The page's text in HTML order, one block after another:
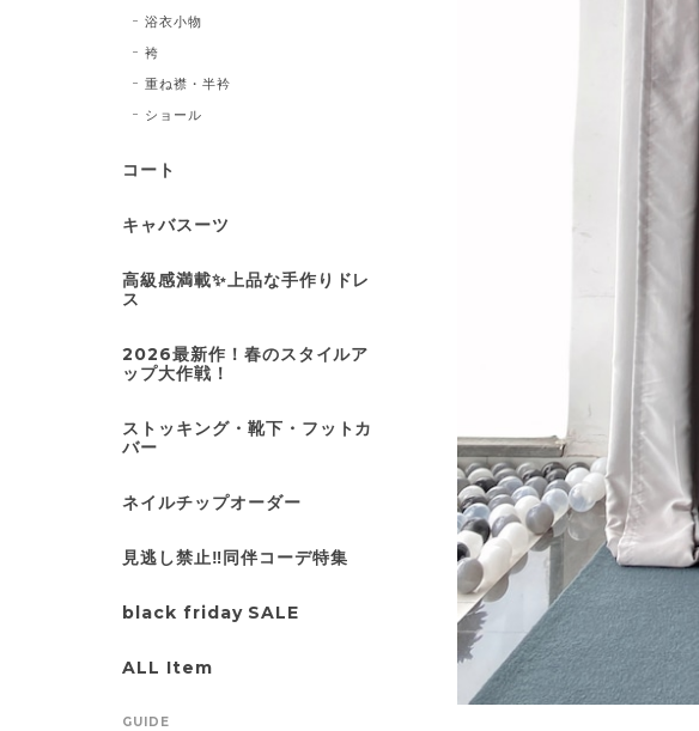
浴衣小物
袴
重ね襟・半衿
ショール
コート
キャバスーツ
高級感満載✨上品な手作りドレ
ス
2026最新作！春のスタイルア
ップ大作戦！
ストッキング・靴下・フットカ
バー
ネイルチップオーダー
見逃し禁止‼同伴コーデ特集
black friday SALE
ALL Item
GUIDE